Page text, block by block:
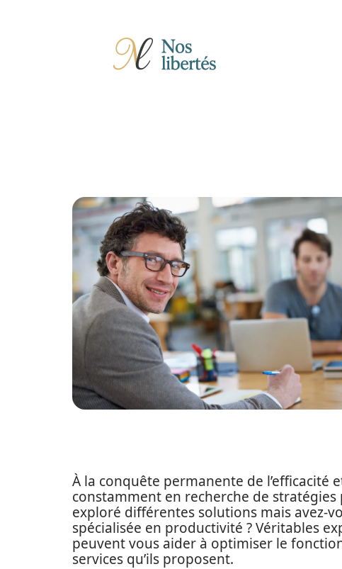
À la conquête permanente de l’efficacité
constamment en recherche de
exploré différentes solutions mais avez-
spécialisée en productivité ? Véritables
peuvent vous aider à optimiser le
services qu’ils proposent.